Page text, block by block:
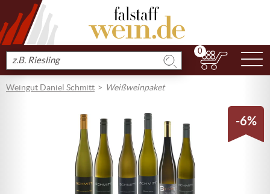
Produkt
suchen
0
Weingut Daniel Schmitt Weißweinpaket
-6%